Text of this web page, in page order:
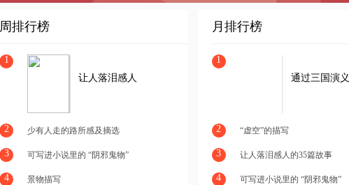
周排行榜
1
让人落泪感人
2 少有人走的路所感及摘选
3 可写进小说里的 “阴邪鬼物”
4 景物描写
月排行榜
1
通过三国演义
2 “虚空”的描写
3 让人落泪感人的35篇故事
4 可写进小说里的 “阴邪鬼物”